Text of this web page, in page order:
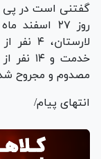
گفتنی است در پی
مصدوم و مجروح
انتهای پیام/